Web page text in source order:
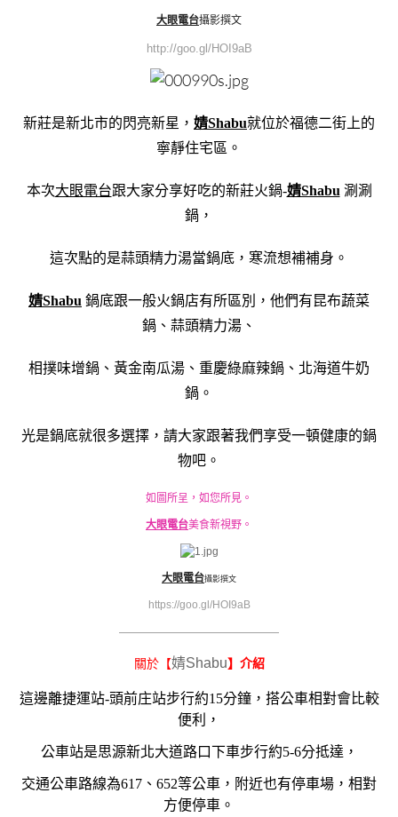
大眼電台攝影撰文
http://goo.gl/HOI9aB
新莊是新北市的閃亮新星， 婧Shabu就位於福德二街上的
寧靜住宅區。
本次大眼電台跟大家分享好吃的新莊火鍋-婧Shabu 涮涮
鍋，
這次點的是蒜頭精力湯當鍋底，寒流想補補身。
婧Shabu 鍋底跟一般火鍋店有所區別，他們有昆布蔬菜
鍋、蒜頭精力湯、
相撲味增鍋、黃金南瓜湯、重慶綠麻辣鍋、北海道牛奶
鍋。
光是鍋底就很多選擇，請大家跟著我們享受一頓健康的鍋
物吧。
如圖所呈，如您所見。
大眼電台美食新視野。
大眼電台攝影撰文
https://goo.gl/HOI9aB
————————————————————
關於【婧Shabu】介紹
這邊離捷運站-頭前庄站步行約15分鐘，搭公車相對會比較
便利，
公車站是思源新北大道路口下車步行約5-6分抵達，
交通公車路線為617、652等公車，附近也有停車場，相對
方便停車。